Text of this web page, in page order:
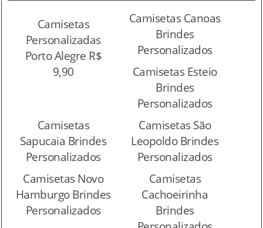
Camisetas
Personalizadas
Porto Alegre R$
9,90
Camisetas Canoas
Brindes
Personalizados
Camisetas Esteio
Brindes
Personalizados
Camisetas
Sapucaia Brindes
Personalizados
Camisetas São
Leopoldo Brindes
Personalizados
Camisetas Novo
Hamburgo Brindes
Personalizados
Camisetas
Cachoeirinha
Brindes